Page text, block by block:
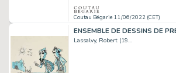
Coutau Bégarie 11/06/2022 (CET)
Lassalvy, Robert (19...